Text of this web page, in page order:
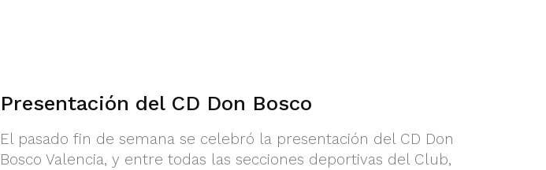
Presentación del CD Don Bosco
El pasado fin de semana se celebró la presentación del CD Don
Bosco Valencia, y entre todas las secciones deportivas del Club,